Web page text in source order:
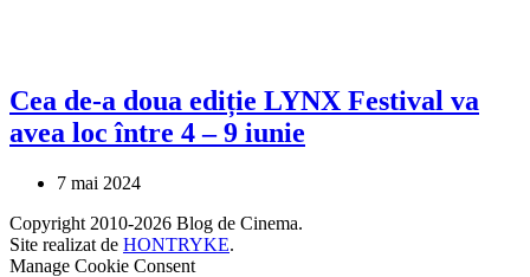
Cea de-a doua ediție LYNX Festival va
avea loc între 4 – 9 iunie
7 mai 2024
Copyright 2010-2026 Blog de Cinema.
Site realizat de HONTRYKE.
Manage Cookie Consent